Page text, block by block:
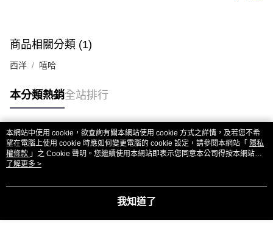
商品相關分類 (1)
西洋 嘻哈
本分類熱銷全站排行
熱門標籤
本網站中使用 cookie，欲查詢有關本網站使用 cookie 方式之詳情，及若您不希
望在電腦上使用 cookie 時應如何變更電腦的 cookie 設定，請參閱本網站「 隱私
權條款 」之 Cookie 聲明。您繼續使用本網站即表示您同意本公司得按本網站使
用條款之 Cookie 聲明使用 cookie。
了解更多 >
我知道了